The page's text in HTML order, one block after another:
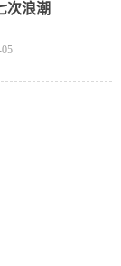
次浪潮